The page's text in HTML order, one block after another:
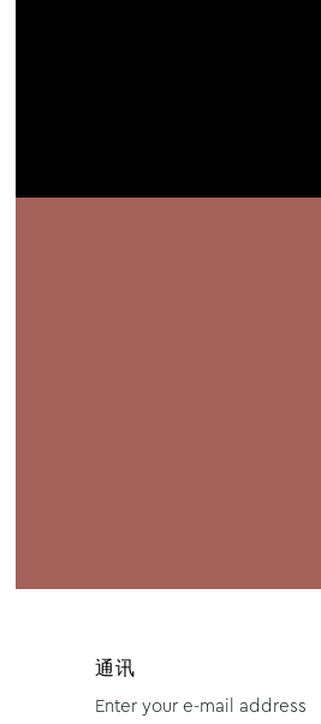
通讯
Enter your e-mail address